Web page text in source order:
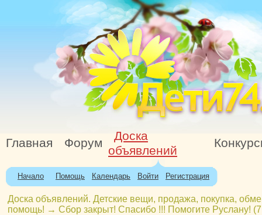
Главная Форум
Доска
объявлений
Начало Помощь Календарь Войти Регистрация
Доска объявлений. Детские вещи, продажа, покупка,
помощь! → Сбор закрыт! Спасибо !!! Помогите Руслану! (7